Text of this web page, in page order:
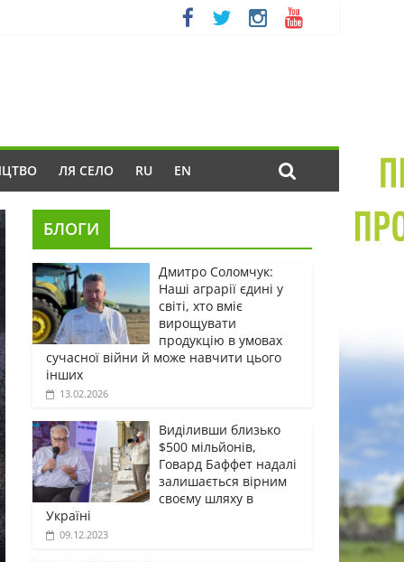
ЛЯ СЕЛО RU EN
БЛОГИ
Дмитро Соломчук:
Наші аграрії єдині у
світі, хто вміє
вирощувати
продукцію в умовах
сучасної війни й може навчити цього
інших
13.02.2026
Виділивши близько
$500 мільйонів,
Говард Баффет надалі
залишається вірним
своєму шляху в
Україні
09.12.2023